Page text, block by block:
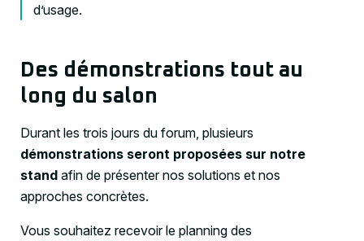
d’usage.
Des démonstrations tout au
long du salon
Durant les trois jours du forum, plusieurs
démonstrations seront proposées sur notre
stand afin de présenter nos solutions et nos
approches concrètes.
Vous souhaitez recevoir le planning des